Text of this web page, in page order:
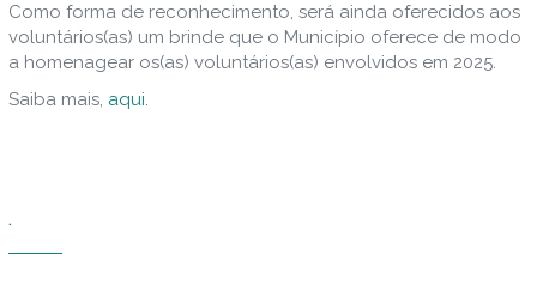
Como forma de reconhecimento, será ainda oferecidos aos
voluntários(as) um brinde que o Município oferece de modo
a homenagear os(as) voluntários(as) envolvidos em 2025.
Saiba mais, aqui.